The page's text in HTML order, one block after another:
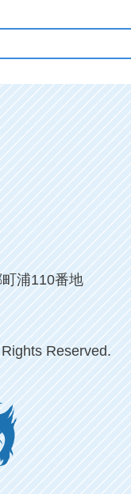
浦110番地
Reserved.